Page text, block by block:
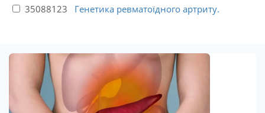
35088123 Генетика ревматоїдного артриту.